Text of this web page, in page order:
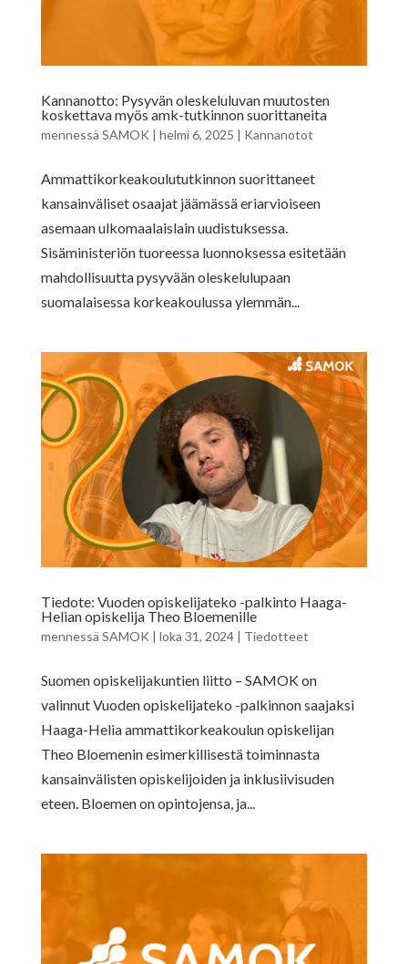
Kannanotto: Pysyvän oleskeluluvan muutosten
koskettava myös amk-tutkinnon suorittaneita
mennessä SAMOK | helmi 6, 2025 | Kannanotot
Ammattikorkeakoulututkinnon suorittaneet
kansainväliset osaajat jäämässä eriarvioiseen
asemaan ulkomaalaislain uudistuksessa.
Sisäministeriön tuoreessa luonnoksessa esitetään
mahdollisuutta pysyvään oleskelulupaan
suomalaisessa korkeakoulussa ylemmän...
Tiedote: Vuoden opiskelijateko -palkinto Haaga-
Helian opiskelija Theo Bloemenille
mennessä SAMOK | loka 31, 2024| Tiedotteet
Suomen opiskelijakuntien liitto – SAMOK on
valinnut Vuoden opiskelijateko -palkinnon saajaksi
Haaga-Helia ammattikorkeakoulun opiskelijan
Theo Bloemenin esimerkillisestä toiminnasta
kansainvälisten opiskelijoiden ja inklusiivisuden
eteen. Bloemen on opintojensa, ja...